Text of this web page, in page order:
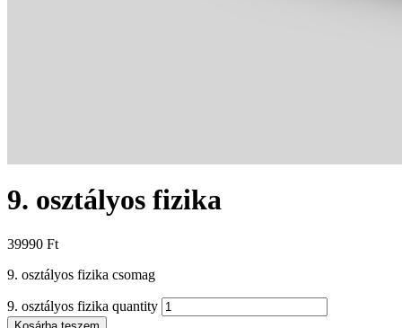
9. osztályos fizika
39990 Ft
9. osztályos fizika csomag
9. osztályos fizika quantity